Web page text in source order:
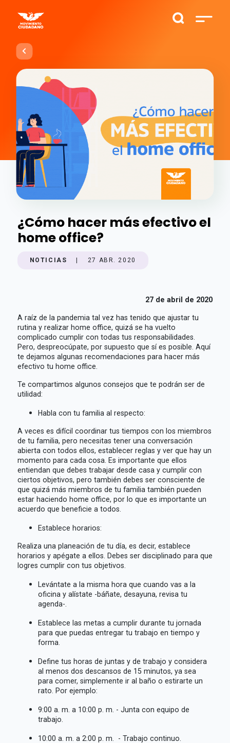
¿Cómo hacer más efectivo el
home office?
NOTICIAS 27 ABR. 2020
27 de abril de 2020
A raíz de la pandemia tal vez has tenido que ajustar tu
rutina y realizar home office, quizá se ha vuelto
complicado cumplir con todas tus responsabilidades.
Pero, despreocúpate, por supuesto que sí es posible. Aquí
te dejamos algunas recomendaciones para hacer más
efectivo tu home office.
Te compartimos algunos consejos que te podrán ser de
utilidad:
Habla con tu familia al respecto:
A veces es difícil coordinar tus tiempos con los miembros
de tu familia, pero necesitas tener una conversación
abierta con todos ellos, establecer reglas y ver que hay un
momento para cada cosa. Es importante que ellos
entiendan que debes trabajar desde casa y cumplir con
ciertos objetivos, pero también debes ser consciente de
que quizá más miembros de tu familia también pueden
estar haciendo home office, por lo que es importante un
acuerdo que beneficie a todos.
Establece horarios:
Realiza una planeación de tu día, es decir, establece
horarios y apégate a ellos. Debes ser disciplinado para que
logres cumplir con tus objetivos.
Levántate a la misma hora que cuando vas a la
oficina y alístate -báñate, desayuna, revisa tu
agenda-.
Establece las metas a cumplir durante tu jornada
para que puedas entregar tu trabajo en tiempo y
forma.
Define tus horas de juntas y de trabajo y considera
al menos dos descansos de 15 minutos, ya sea
para comer, simplemente ir al baño o estirarte un
rato. Por ejemplo:
9:00 a. m. a 10:00 p. m. - Junta con equipo de
trabajo.
10:00 a. m. a 2:00 p. m. - Trabajo continuo.